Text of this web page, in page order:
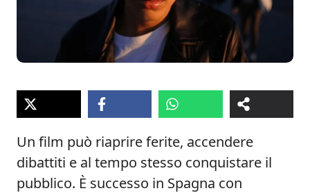
Un film può riaprire ferite, accendere
dibattiti e al tempo stesso conquistare il
pubblico. È successo in Spagna con